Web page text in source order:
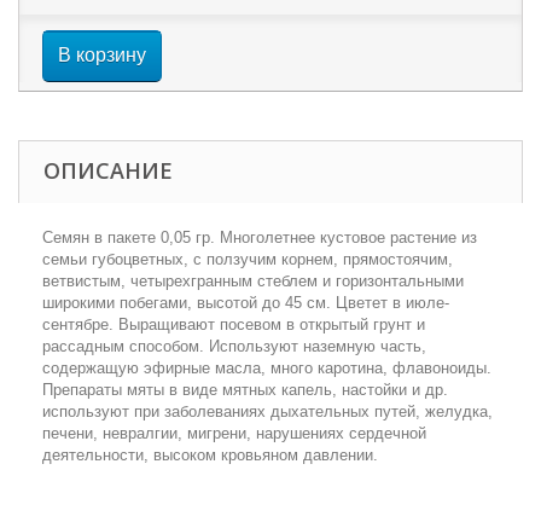
В корзину
ОПИСАНИЕ
Семян в пакете 0,05 гр. Многолетнее кустовое растение из
семьи губоцветных, с ползучим корнем, прямостоячим,
ветвистым, четырехгранным стеблем и горизонтальными
широкими побегами, высотой до 45 см. Цветет в июле-
сентябре. Выращивают посевом в открытый грунт и
рассадным способом. Используют наземную часть,
содержащую эфирные масла, много каротина, флавоноиды.
Препараты мяты в виде мятных капель, настойки и др.
используют при заболеваниях дыхательных путей, желудка,
печени, невралгии, мигрени, нарушениях сердечной
деятельности, высоком кровьяном давлении.